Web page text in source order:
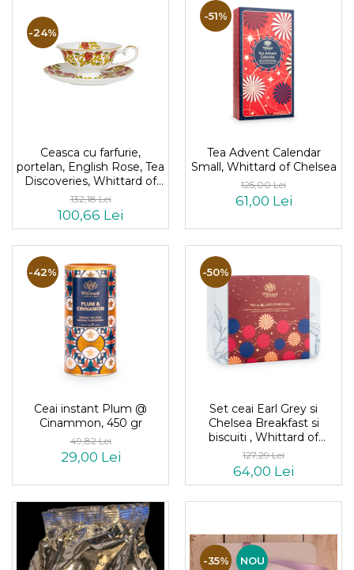
-24%
Ceasca cu farfurie,
portelan, English Rose, Tea
Discoveries, Whittard of
Chelsea
132,18 Lei
100,66 Lei
-51%
Tea Advent Calendar
Small, Whittard of Chelsea
125,00 Lei
61,00 Lei
-42%
Ceai instant Plum @
Cinammon, 450 gr
49,82 Lei
29,00 Lei
-50%
Set ceai Earl Grey si
Chelsea Breakfast si
biscuiti , Whittard of
Chelsea, editie limitata
127,29 Lei
64,00 Lei
-35% NOU